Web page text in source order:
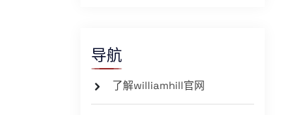
导航
了解williamhill官网